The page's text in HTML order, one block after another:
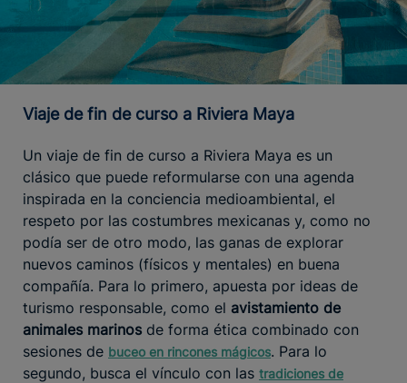
Viaje de fin de curso a Riviera Maya
Un viaje de fin de curso a Riviera Maya es un
clásico que puede reformularse con una agenda
inspirada en la conciencia medioambiental, el
respeto por las costumbres mexicanas y, como no
podía ser de otro modo, las ganas de explorar
nuevos caminos (físicos y mentales) en buena
compañía. Para lo primero, apuesta por ideas de
turismo responsable, como el avistamiento de
animales marinos de forma ética combinado con
sesiones de buceo en rincones mágicos. Para lo
segundo, busca el vínculo con las tradiciones de